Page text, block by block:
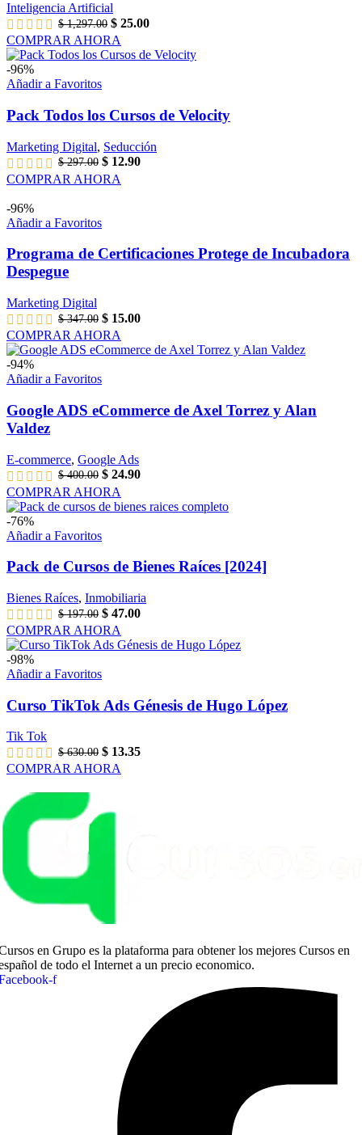
Inteligencia Artificial
$1,297.00 El
precio
original
era:
$ 25.00El
actual
es:
COMPRAR AHORA
-96%
Añadir a Favoritos
Pack Todos los Cursos de Velocity
Marketing Digital, Seducción
$297.00 El
precio
original
$ 297.00.
$ 12.90El
COMPRAR AHORA
-96%
Añadir a Favoritos
Programa de Certificaciones Protege de Incubadora
Despegue
Marketing Digital
$347.00 El
precio
original
era:
$ 347.00.
$ 15.00El
actual
es:
COMPRAR AHORA
-94%
Añadir a Favoritos
Google ADS eCommerce de Axel Torrez y Alan
Valdez
E-commerce, Google Ads
$400.00 El
precio
original
era:
$ 400.00.
$ 24.90El
actual
es:
COMPRAR AHORA
-76%
Añadir a Favoritos
Pack de Cursos de Bienes Raíces [2024]
Bienes Raíces, Inmobiliaria
$197.00 El
precio
original
era:
$ 197.00.
$ 47.00El
actual
es:
COMPRAR AHORA
-98%
Añadir a Favoritos
Curso TikTok Ads Génesis de Hugo López
Tik Tok
$630.00 El
precio
original
$ 630.00.
$ 13.35El
COMPRAR AHORA
en Grupo es la plataforma para obtener los mejores Cursos en
de todo el Internet a un precio economico.
f